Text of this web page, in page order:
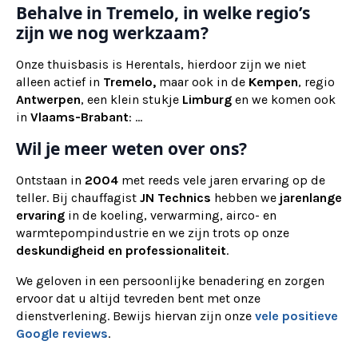
Behalve in Tremelo, in welke regio’s
zijn we nog werkzaam?
Onze thuisbasis is Herentals, hierdoor zijn we niet
alleen actief in Tremelo, maar ook in de Kempen, regio
Antwerpen, een klein stukje Limburg en we komen ook
in Vlaams-Brabant: ...
Wil je meer weten over ons?
Ontstaan in 2004 met reeds vele jaren ervaring op de
teller. Bij chauffagist JN Technics hebben we jarenlange
ervaring in de koeling, verwarming, airco- en
warmtepompindustrie en we zijn trots op onze
deskundigheid en professionaliteit.
We geloven in een persoonlijke benadering en zorgen
ervoor dat u altijd tevreden bent met onze
dienstverlening. Bewijs hiervan zijn onze vele positieve
Google reviews.